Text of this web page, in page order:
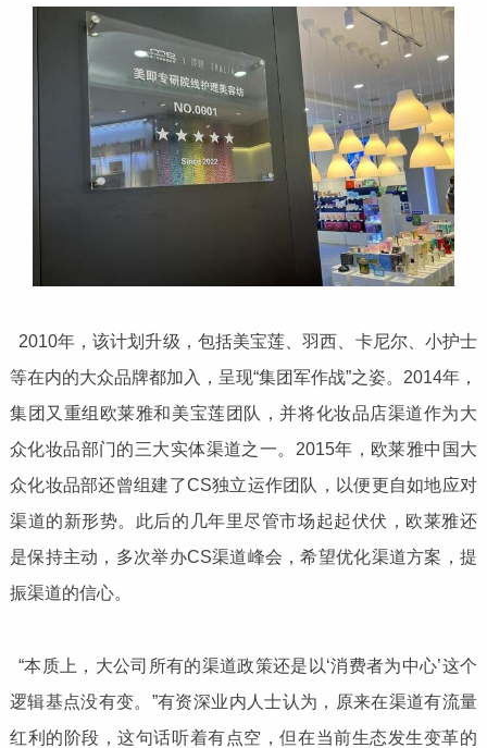
2010年，该计划升级，包括美宝莲、羽西、卡尼尔、小护士
等在内的大众品牌都加入，呈现“集团军作战”之姿。2014年，
集团又重组欧莱雅和美宝莲团队，并将化妆品店渠道作为大
众化妆品部门的三大实体渠道之一。2015年，欧莱雅中国大
众化妆品部还曾组建了CS独立运作团队，以便更自如地应对
渠道的新形势。此后的几年里尽管市场起起伏伏，欧莱雅还
是保持主动，多次举办CS渠道峰会，希望优化渠道方案，提
振渠道的信心。
“本质上，大公司所有的渠道政策还是以‘消费者为中心’这个
逻辑基点没有变。”有资深业内人士认为，原来在渠道有流量
红利的阶段，这句话听着有点空，但在当前生态发生变革的